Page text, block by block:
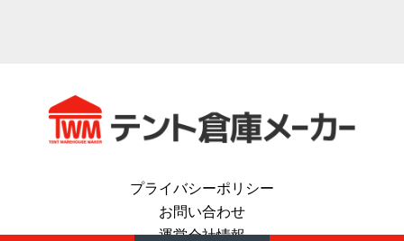
プライバシーポリシー
お問い合わせ
運営会社情報